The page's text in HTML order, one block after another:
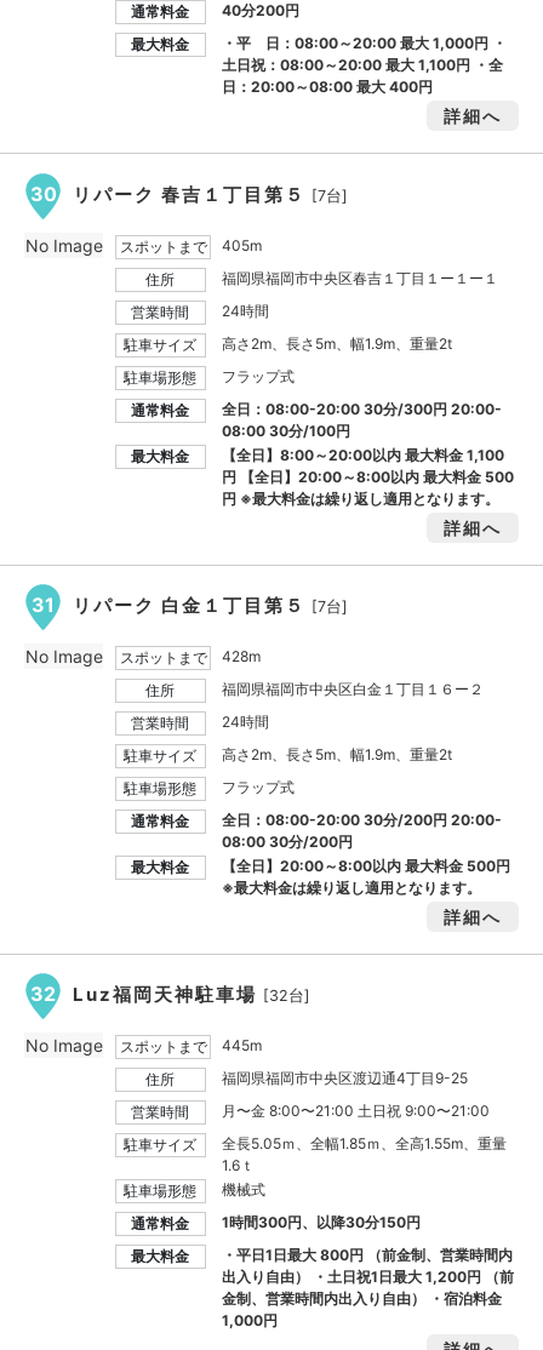
通常料金
40分200円
最大料金
・平 日：08:00～20:00 最大1,000円 ・
土日祝：08:00～20:00 最大1,100円 ・全
日：20:00～08:00 最大400円
詳細へ
30 リパーク 春吉１丁目第５ [7台]
スポットまで
405m
住所
福岡県福岡市中央区春吉１丁目１ー１ー１
営業時間
24時間
駐車サイズ
高さ2m、長さ5m、幅1.9m、重量2t
駐車場形態
フラップ式
通常料金
全日：08:00-20:00 30分/300円 20:00-
08:00 30分/100円
最大料金
【全日】8:00～20:00以内 最大料金1,100
円
【全日】20:00～8:00以内 最大料金 500
円 ※最大料金は繰り返し適用となります。
詳細へ
No Image
31 リパーク 白金１丁目第５ [7台]
スポットまで
428m
住所
福岡県福岡市中央区白金１丁目１６ー２
営業時間
24時間
駐車サイズ
高さ2m、長さ5m、幅1.9m、重量2t
駐車場形態
フラップ式
通常料金
全日：08:00-20:00 30分/200円 20:00-
08:00 30分/200円
最大料金
【全日】20:00～8:00以内 最大料金 500円
※最大料金は繰り返し適用となります。
詳細へ
No Image
32 Luz福岡天神駐車場 [32台]
スポットまで
445m
住所
福岡県福岡市中央区渡辺通4丁目9-25
営業時間
月〜金 8:00〜21:00 土日祝 9:00〜21:00
駐車サイズ
全長5.05ｍ、全幅1.85ｍ、全高1.55m、重量
1.6ｔ
駐車場形態
機械式
通常料金
1時間300円、以降30分150円
最大料金
・平日1日最大800円
（前金制、営業時間内
出入り自由） ・土日祝1日最大1,200円
（前
金制、営業時間内出入り自由） ・宿泊料金
1,000円
No Image